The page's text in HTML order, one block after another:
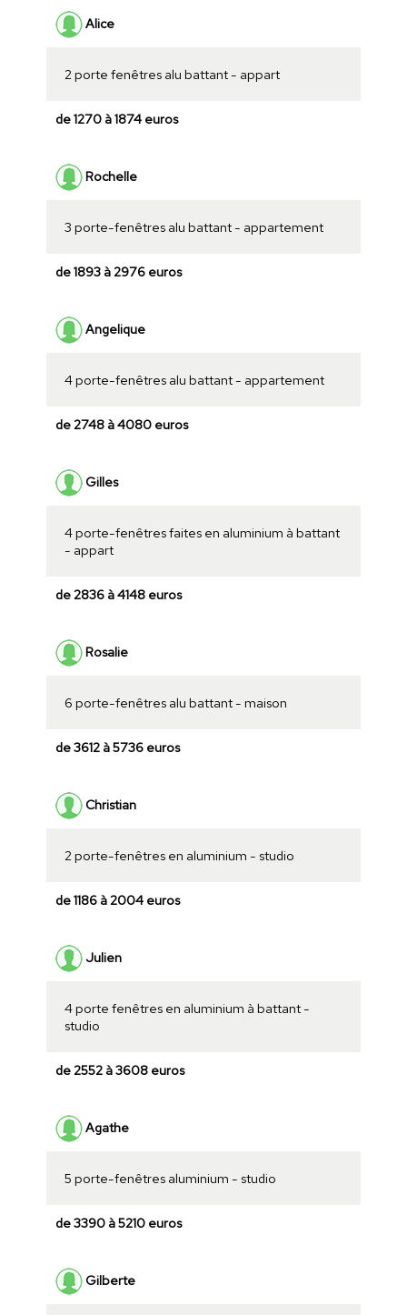
Alice
2 porte fenêtres alu battant - appart
de 1270 à 1874 euros
Rochelle
3 porte-fenêtres alu battant - appartement
de 1893 à 2976 euros
Angelique
4 porte-fenêtres alu battant - appartement
de 2748 à 4080 euros
Gilles
4 porte-fenêtres faites en aluminium à battant
- appart
de 2836 à 4148 euros
Rosalie
6 porte-fenêtres alu battant - maison
de 3612 à 5736 euros
Christian
2 porte-fenêtres en aluminium - studio
de 1186 à 2004 euros
Julien
4 porte fenêtres en aluminium à battant -
studio
de 2552 à 3608 euros
Agathe
5 porte-fenêtres aluminium - studio
de 3390 à 5210 euros
Gilberte